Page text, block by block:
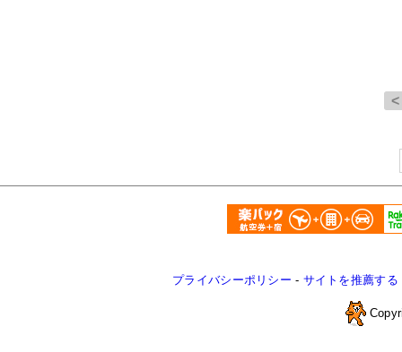
プライバシーポリシー - サイトを推薦する